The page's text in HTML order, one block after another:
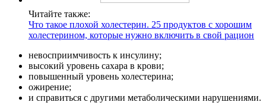
Читайте также:
Что такое плохой холестерин. 25 продуктов с хорошим
холестерином, которые нужно включить в свой рацион
невосприимчивость к инсулину;
высокий уровень сахара в крови;
повышенный уровень холестерина;
ожирение;
и справиться с другими метаболическими нарушениями.